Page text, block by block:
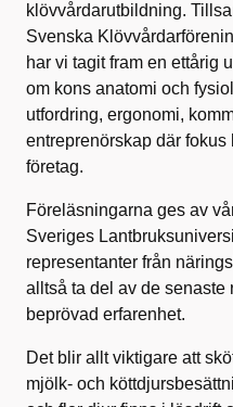
klövvårdarutbildning.
Svenska
har vi tagit fram en ettårig
om kons anatomi och
utfordring, ergonomi,
entreprenörskap där
företag.
Föreläsningarna ges av
Sveriges
representanter från
alltså ta del av de senaste
beprövad erfarenhet.
Det blir allt viktigare att
mjölk- och